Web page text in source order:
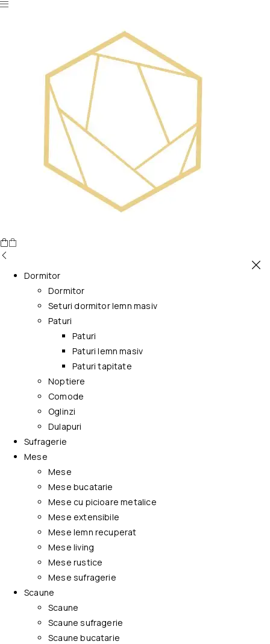
Dormitor
Dormitor
Seturi dormitor lemn masiv
Paturi
Paturi
Paturi lemn masiv
Paturi tapitate
Noptiere
Comode
Oglinzi
Dulapuri
Sufragerie
Mese
Mese
Mese bucatarie
Mese cu picioare metalice
Mese extensibile
Mese lemn recuperat
Mese living
Mese rustice
Mese sufragerie
Scaune
Scaune
Scaune sufragerie
Scaune bucatarie